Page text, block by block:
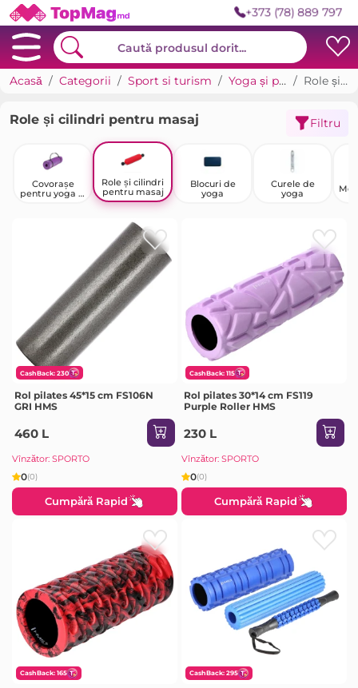
+373 (78) 889 797
Acasă Categorii Sport si turism Yoga și pilates Blocuri pentru yoga Role și cilindri pentru masaj
Role și cilindri pentru masaj Filtru
Covorașe
pentru yoga și
Role și cilindri
pentru masaj
Blocuri de
yoga
Curele de
yoga
CashBack: 230
Rol pilates 45*15 cm FS106N
GRI HMS
460 L
Vînzător: SPORTO
0(0)
Cumpără Rapid
CashBack: 115
Rol pilates 30*14 cm FS119
Purple Roller HMS
230 L
Vînzător: SPORTO
0(0)
Cumpără Rapid
CashBack: 165 CashBack: 295